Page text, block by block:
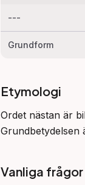
---
Grundform
Etymologi
Ordet nästan är
Grundbetydelsen
Vanliga frågor